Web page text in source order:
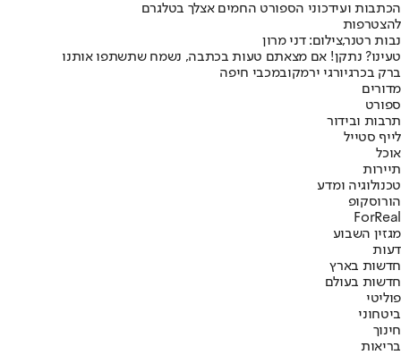
הכתבות ועידכוני הספורט החמים אצלך בטלגרם
להצטרפות
נבות רטנר,צילום: דני מרון
טעינו? נתקן! אם מצאתם טעות בכתבה, נשמח שתשתפו אותנו
ברק בכרגיורגי ירמקובמכבי חיפה
מדורים
ספורט
תרבות ובידור
לייף סטייל
אוכל
תיירות
טכנולוגיה ומדע
הורוסקופ
ForReal
מגזין השבוע
דעות
חדשות בארץ
חדשות בעולם
פוליטי
ביטחוני
חינוך
בריאות